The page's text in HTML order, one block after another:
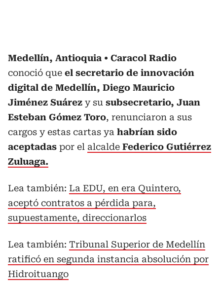
Medellín, Antioquia
Caracol Radio
conoció que el secretario de innovación
digital de Medellín, Diego Mauricio
Jiménez Suárez y su subsecretario, Juan
Esteban Gómez Toro, renunciaron a sus
cargos y estas cartas ya habrían sido
aceptadas por el alcalde Federico Gutiérrez
Zuluaga.
Lea también: La EDU, en era Quintero,
aceptó contratos a pérdida para,
supuestamente, direccionarlos
Lea también: Tribunal Superior de Medellín
ratificó en segunda instancia absolución por
Hidroituango